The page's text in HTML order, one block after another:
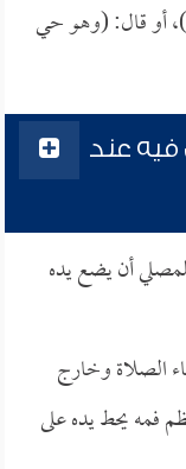
أو قال: (وهو حي
عند
أن يضع يده
الصلاة وخارج
فمه يحط يده على